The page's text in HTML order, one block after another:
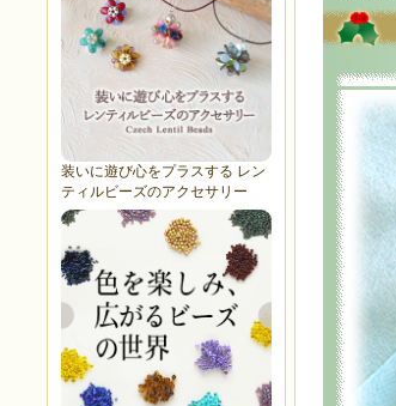
装いに遊び心をプラスする レン
ティルビーズのアクセサリー